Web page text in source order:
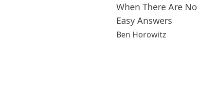
When There Are No
Easy Answers
Ben Horowitz